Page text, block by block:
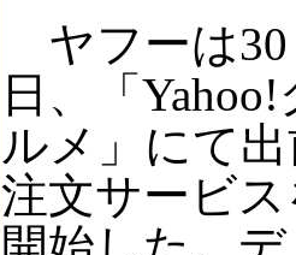
ヤフーは30
日、「Yahoo!
ルメ」にて
注文サービ